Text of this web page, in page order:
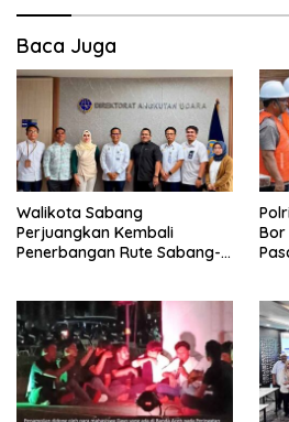
Baca Juga
Walikota Sabang
Perjuangkan Kembali
Penerbangan Rute Sabang-